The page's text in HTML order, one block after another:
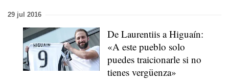
29 jul 2016
De Laurentiis a Higuaín:
«A este pueblo solo
puedes traicionarle si no
tienes vergüenza»